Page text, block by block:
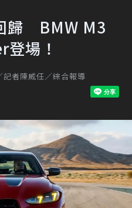
歸 BMW M3
場！
記者陳威任／綜合報導